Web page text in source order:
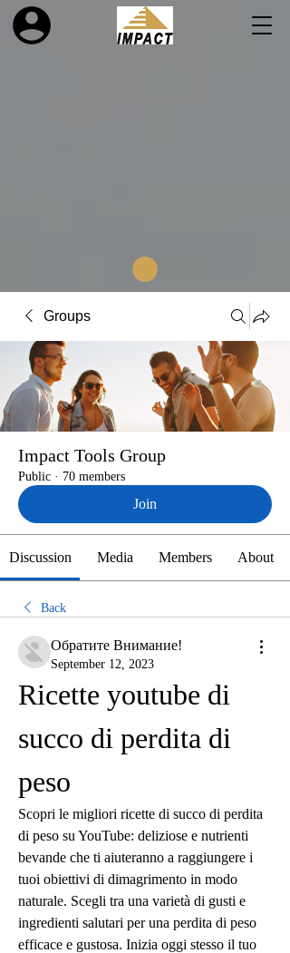
Groups
Impact Tools Group
Public · 70 members
Join
Discussion Media Members About
Back
Обратите Внимание!
September 12, 2023
Ricette youtube di
succo di perdita di
peso
Scopri le migliori ricette di succo di perdita
di peso su YouTube: deliziose e nutrienti
bevande che ti aiuteranno a raggiungere i
tuoi obiettivi di dimagrimento in modo
naturale. Scegli tra una varietà di gusti e
ingredienti salutari per una perdita di peso
efficace e gustosa. Inizia oggi stesso il tuo